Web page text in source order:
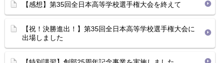
【感想】第35回全日本高等学校選手権大会を終えて
【祝！決勝進出！】第35回全日本高等学校選手権大会に
出場しました